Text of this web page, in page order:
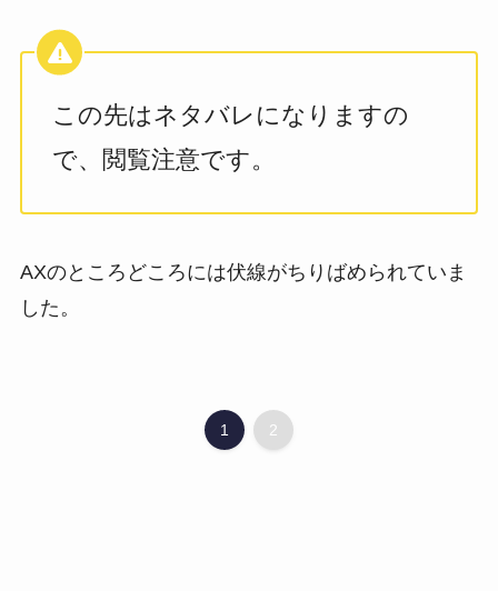
この先はネタバレになりますの
で、閲覧注意です。
AXのところどころには伏線がちりばめられていま
した。
1 2